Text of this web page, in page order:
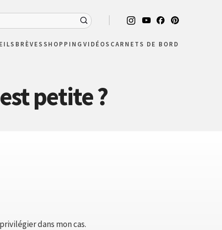
BRÈVESSHOPPING VIDÉOS CARNETS DE BORD
petite ?
dans mon cas.